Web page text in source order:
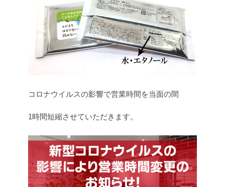
コロナウイルスの影響で営業時間を当面の間
1時間短縮させていただきます。